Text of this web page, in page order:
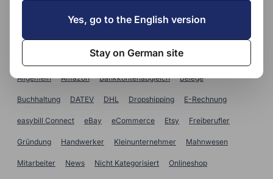
Allgemein Amazon Bankkontenabgleich Belege
Buchhaltung DATEV DHL Dropshipping E-Rechnung
easybill Connect eBay eCommerce Etsy Freiberufler
Gründung Handwerker Kleinunternehmer Mahnwesen
Mitarbeiter News Nicht Kategorisiert Onlineshop
Yes, go to the English version
Stay on German site